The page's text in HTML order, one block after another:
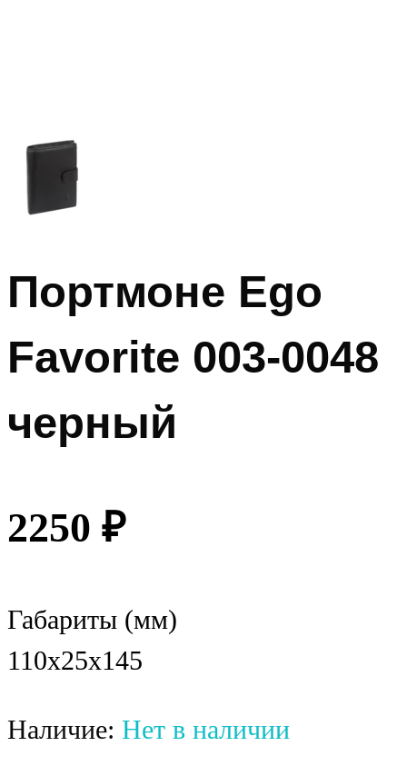
Портмоне Ego
Favorite 003-0048
черный
2250 ₽
Габариты (мм)
110x25x145
Наличие: Нет в наличии